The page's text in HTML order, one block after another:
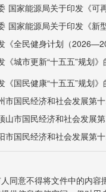
增长。年末全市户籍
自然增长率2.73‰。省
展
显著。三次产业结构
产业分别拉动地区生
汽车有限公司年产10
、高端装备等新兴产
同意不得将文件中的内容